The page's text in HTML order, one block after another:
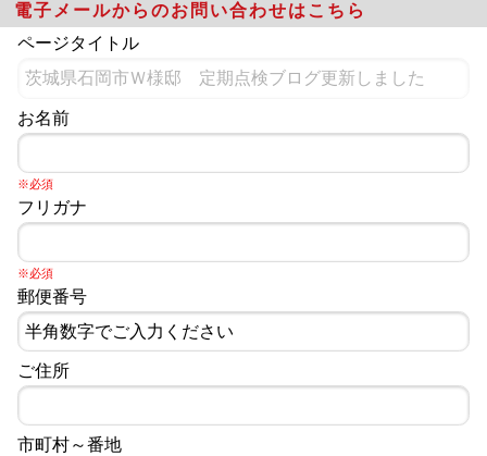
電子メールからのお問い合わせはこちら
ページタイトル
お名前
※必須
フリガナ
※必須
郵便番号
ご住所
市町村～番地